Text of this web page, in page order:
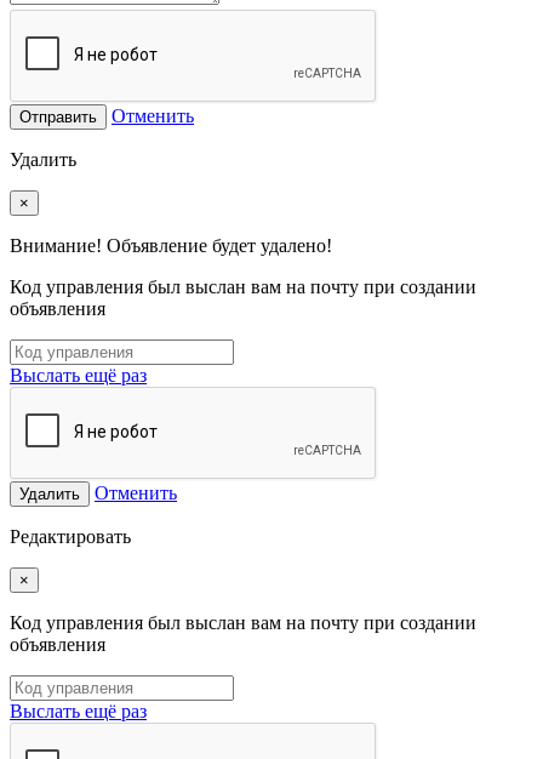
Отправить Отменить
Удалить
×
Внимание! Объявление будет удалено!
Код управления был выслан вам на почту при создании
объявления
Выслать ещё раз
Удалить Отменить
Редактировать
×
Код управления был выслан вам на почту при создании
объявления
Выслать ещё раз